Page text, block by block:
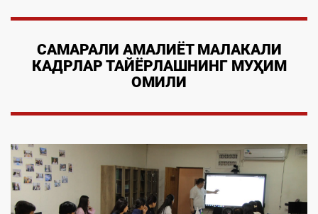
САМАРАЛИ АМАЛИЁТ МАЛАКАЛИ
КАДРЛАР ТАЙЁРЛАШНИНГ МУҲИМ
ОМИЛИ